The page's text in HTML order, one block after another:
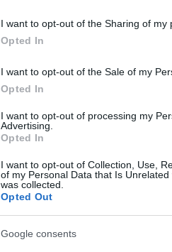
I want to opt-out of the Sharing of my
Opted In
I want to opt-out of the Sale of my
Opted In
I want to opt-out of processing my
Advertising.
Opted In
I want to opt-out of Collection, Use,
of my Personal Data that Is
was collected.
Opted Out
Google consents